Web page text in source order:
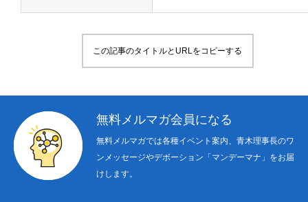
この記事のタイトルとURLをコピーする
無料メルマガ会員になる
無料メルマガでは各種イベント案内、青木理事長のワ
ンメッセージやデボーション「マンデーマナ」をお届
けします。